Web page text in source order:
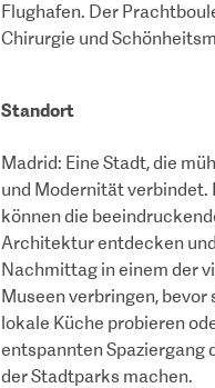
Flughafen. Der
Chirurgie und
Standort
Madrid: Eine Stadt, die
und Modernität verbindet.
können die
Architektur entdecken
Nachmittag in einem der
Museen verbringen, bevor
lokale Küche probieren
entspannten Spaziergang
der Stadtparks machen.